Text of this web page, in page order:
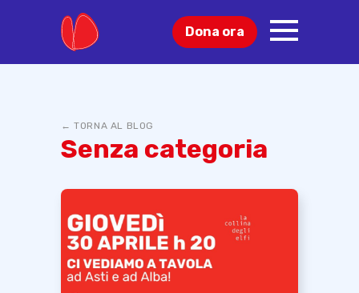
Dona ora
Cosa puoi fare
← TORNA AL BLOG
Senza categoria